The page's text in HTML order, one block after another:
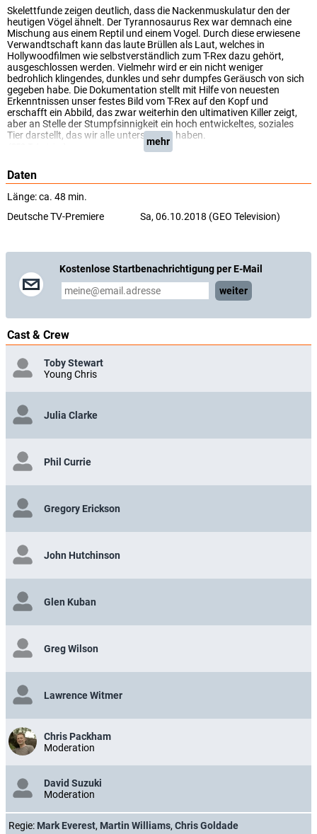
Skelettfunde zeigen deutlich, dass die Nackenmuskulatur den der
heutigen Vögel ähnelt. Der Tyrannosaurus Rex war demnach eine
Mischung aus einem Reptil und einem Vogel. Durch diese erwiesene
Verwandtschaft kann das laute Brüllen als Laut, welches in
Hollywoodfilmen wie selbstverständlich zum T-Rex dazu gehört,
ausgeschlossen werden. Vielmehr wird er ein nicht weniger
bedrohlich klingendes, dunkles und sehr dumpfes Geräusch von sich
gegeben habe. Die Dokumentation stellt mit Hilfe von neuesten
Erkenntnissen unser festes Bild vom T-Rex auf den Kopf und
erschafft ein Abbild, das zwar weiterhin den ultimativen Killer zeigt,
aber an Stelle der Stumpfsinnigkeit ein hoch entwickeltes, soziales
Tier darstellt, das wir alle unterschätzt haben.
mehr
Daten
Länge: ca. 48 min.
Deutsche TV-Premiere
Sa, 06.10.2018 (GEO Television)
Kostenlose Startbenachrichtigung per E-Mail
weiter
Cast & Crew
Toby Stewart
Young Chris
Julia Clarke
Phil Currie
Gregory Erickson
John Hutchinson
Glen Kuban
Greg Wilson
Lawrence Witmer
Chris Packham
Moderation
David Suzuki
Moderation
Regie: Mark Everest, Martin Williams, Chris Goldade